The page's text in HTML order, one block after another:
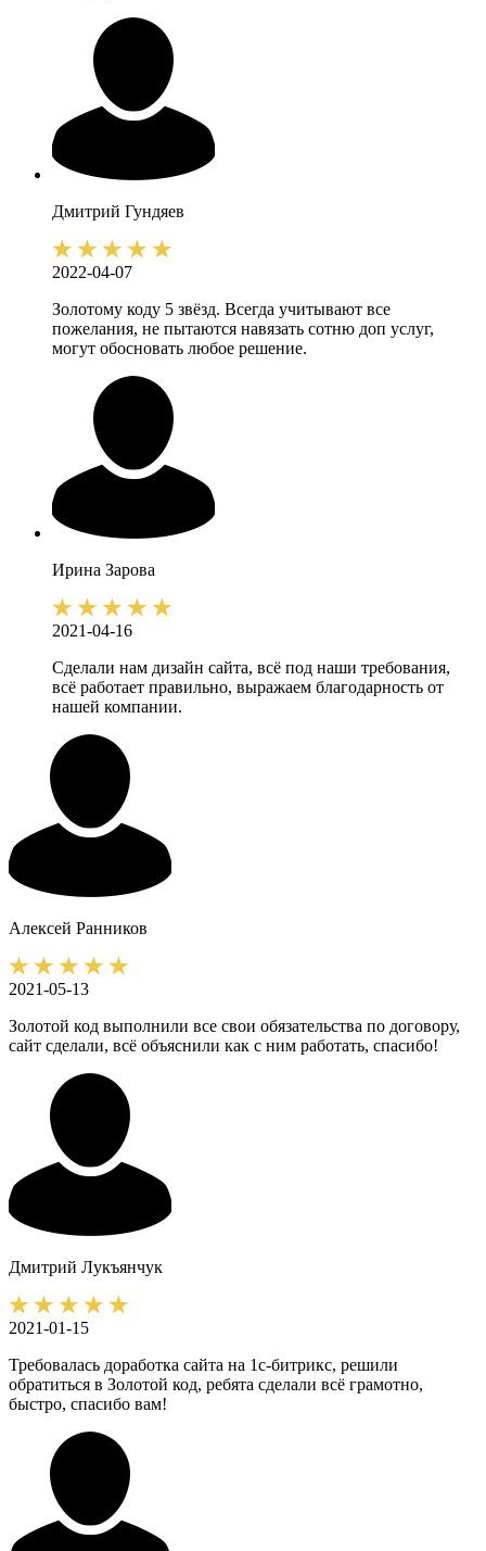
Дмитрий Гундяев
2022-04-07
Золотому коду 5 звёзд. Всегда учитывают все
пожелания, не пытаются навязать сотню доп услуг,
могут обосновать любое решение.
Ирина Зарова
2021-04-16
Сделали нам дизайн сайта, всё под наши требования,
всё работает правильно, выражаем благодарность от
нашей компании.
Алексей Ранников
2021-05-13
Золотой код выполнили все свои обязательства по договору,
сайт сделали, всё объяснили как с ним работать, спасибо!
Дмитрий Лукъянчук
2021-01-15
Требовалась доработка сайта на 1с-битрикс, решили
обратиться в Золотой код, ребята сделали всё грамотно,
быстро, спасибо вам!